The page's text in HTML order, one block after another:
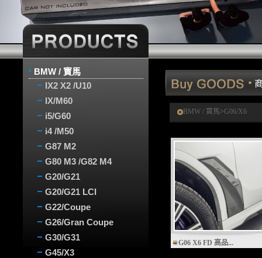
BMW / 寳馬
IX2 X2 /U10
IX/M60
i5/G60
i4 /M50
G87 M2
G80 M3 /G82 M4
G20/G21
G20/G21 LCI
G22/Coupe
G26/Gran Coupe
G30/G31
G45/X3
BMW / 寳馬>G06/X6
G06 X6 FD 高品...